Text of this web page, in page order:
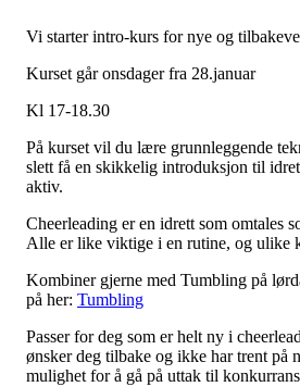
Vi starter intro-kurs for nye og
Kurset går onsdager fra 28.januar
Kl 17-18.30
På kurset vil du lære grunnleggende
slett få en skikkelig introduksjon til
aktiv.
Cheerleading er en idrett som omtales
Alle er like viktige i en rutine, og ulike
Kombiner gjerne med Tumbling på
på her: Tumbling
Passer for deg som er helt ny i
ønsker deg tilbake og ikke har trent på
mulighet for å gå på uttak til